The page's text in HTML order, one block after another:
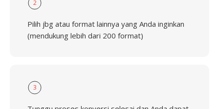
2
Pilih jbg atau format lainnya yang Anda inginkan
(mendukung lebih dari 200 format)
3